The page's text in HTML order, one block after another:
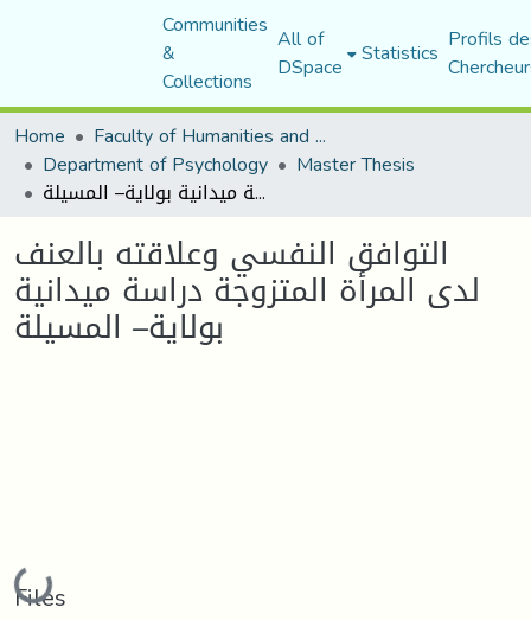
Communities
&
Collections
All of
DSpace Statistics Profils
Home
Faculty of Humanities and Social Sciences
Department of Psychology Master Thesis
التوافق النفسي وعلاقته بالعنف لدى المرأة المتزوجة دراسة ميدانية بولاية– المسيلة
التوافق النفسي وعلاقته بالعنف
لدى المرأة المتزوجة دراسة ميدانية
بولاية– المسيلة
Loading...
Files